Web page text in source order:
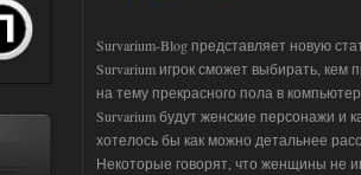
Survarium-Blog представляет новую
Survarium игрок сможет выбирать, кем
на тему прекрасного пола в
Survarium будут женские персонажи и
хотелось бы как можно детальнее
Некоторые говорят, что женщины не